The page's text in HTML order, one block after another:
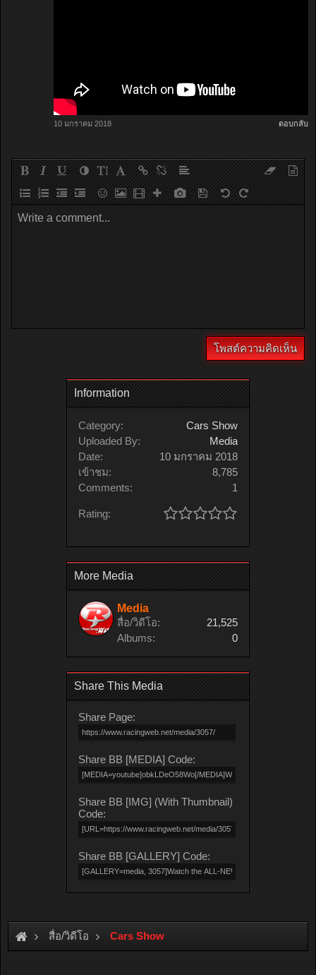
10 มกราคม 2018 ตอบกลับ
Write a comment...
Information
Category:
Cars Show
Uploaded By:
Media
Date:
10 มกราคม 2018
เข้าชม:
8,785
Comments:
1
Rating:
More Media
Media
สื่อ/วิดีโอ:
21,525
Albums:
0
Share This Media
Share Page:
Share BB [MEDIA] Code:
Share BB [IMG] (With Thumbnail)
Code:
Share BB [GALLERY] Code:
สื่อ/วิดีโอ Cars Show